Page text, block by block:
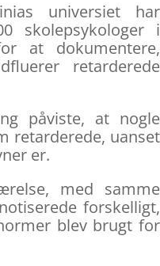
universiet har
skolepsykologer i
at dokumentere,
retarderede
påviste, at nogle
retarderede, uanset
er.
med samme
forskelligt,
blev brugt for